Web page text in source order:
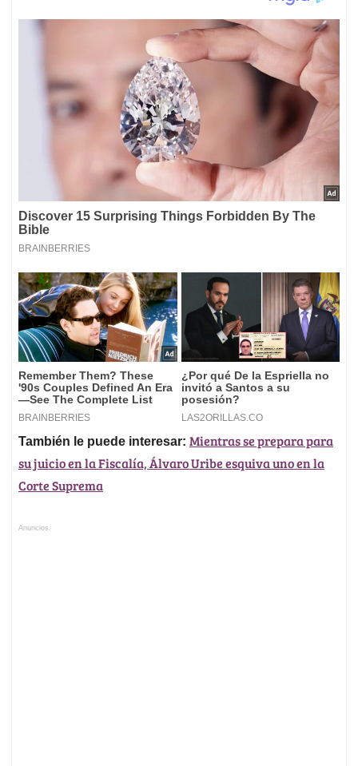
También le puede interesar: Mientras se prepara para
su juicio en la Fiscalía, Álvaro Uribe esquiva uno en la
Corte Suprema
Anuncios.